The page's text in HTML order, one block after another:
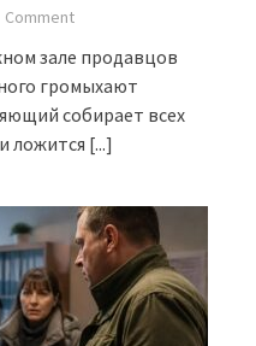
Comment
зале продавцов
громыхают
собирает всех
ложится [...]